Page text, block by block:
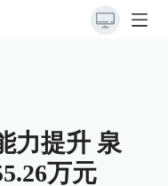
力提升 泉
万元